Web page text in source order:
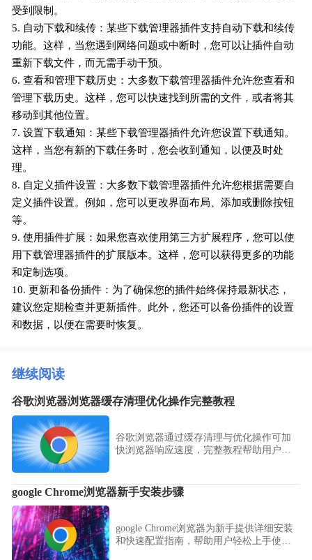
受到限制。
5. 自动下载和续传：某些下载管理器插件支持自动下载和续传
功能。这样，当您遇到网络问题或中断时，您可以让插件自动
重新下载文件，而无需手动干预。
6. 查看和管理下载历史：大多数下载管理器插件允许您查看和
管理下载历史。这样，您可以快速找到所需的文件，或者将其
移动到其他位置。
7. 设置下载通知：某些下载管理器插件允许您设置下载通知。
这样，当您有新的下载任务时，您会收到通知，以便及时处
理。
8. 自定义插件设置：大多数下载管理器插件允许您根据需要自
定义插件设置。例如，您可以更改界面布局、添加或删除按钮
等。
9. 使用插件扩展：如果您喜欢使用第三方扩展程序，您可以使
用下载管理器插件的扩展版本。这样，您可以获得更多的功能
和定制选项。
10. 更新和备份插件：为了确保您的插件始终保持最新状态，
建议您定期检查并更新插件。此外，您还可以备份插件的设置
和数据，以便在需要时恢复。
继续阅读
谷歌浏览器浏览器缓存清理优化操作完整教程
谷歌浏览器通过缓存清理与优化操作可加
快浏览器响应速度，完整教程帮助用户提
google Chrome浏览器新手安装步骤
google Chrome浏览器为新手提供详细安装
和快速配置指南，帮助用户轻松上手使